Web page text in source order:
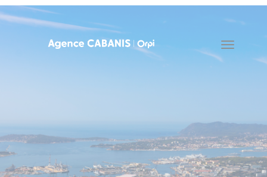
Toggle